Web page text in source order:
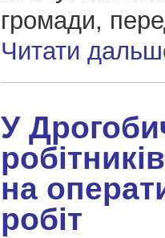
громади,
Читати
У
на
робіт